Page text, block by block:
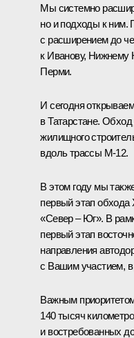
Мы системно
но и подходы к ним.
с расширением до
к Иванову, Нижнему
Перми.
И сегодня
в Татарстане.
жилищного
вдоль трассы М-12.
В этом году мы
первый этап обхода
«Север – Юг». В
первый этап
направления
с Вашим участием,
Важным
140 тысяч
и востребованных